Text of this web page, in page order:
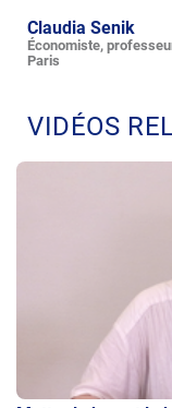
Claudia Senik
Économiste,
Paris
VIDÉOS